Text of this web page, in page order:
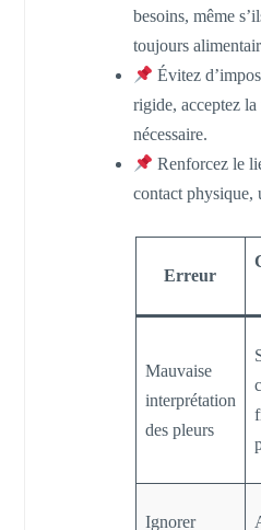
besoins, même
toujours
Évitez
rigide, acceptez
nécessaire.
Renforcez le
contact physique,
Erreur
Mauvaise
interprétation
des pleurs
Ignorer